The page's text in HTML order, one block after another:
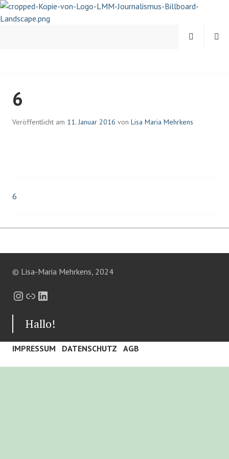
Springe
zum
PSYCHOLOGIN
MENÜ
SUCHEN
6
Veröffentlicht am 11. Januar 2016 von Lisa Maria Mehrkens
Beitrags-
Navigation
6
© Lisa-Maria Mehrkens, 2024
Instagram
LinkLinkedIn
Hallo!
IMPRESSUM DATENSCHUTZ AGB